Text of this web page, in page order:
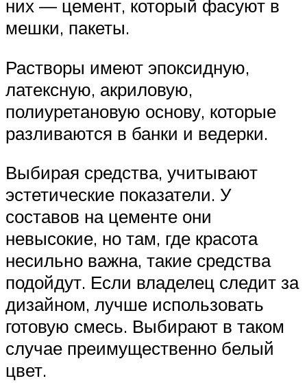
них — цемент, который фасуют в
мешки, пакеты.
Растворы имеют эпоксидную,
латексную, акриловую,
полиуретановую основу, которые
разливаются в банки и ведерки.
Выбирая средства, учитывают
эстетические показатели. У
составов на цементе они
невысокие, но там, где красота
несильно важна, такие средства
подойдут. Если владелец следит за
дизайном, лучше использовать
готовую смесь. Выбирают в таком
случае преимущественно белый
цвет.